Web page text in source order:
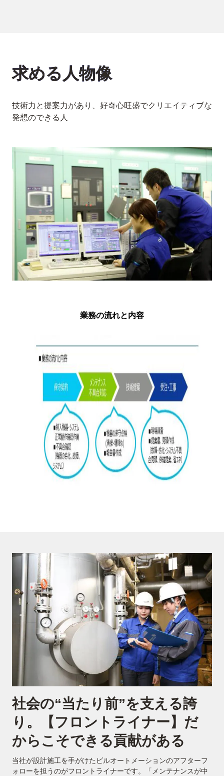
求める人物像
技術力と提案力があり、好奇心旺盛でクリエイティブな
発想のできる人
業務の流れと内容
社会の“当たり前”を支える誇
り。【フロントライナー】だ
からこそできる貢献がある
当社が設計施工を手がけたビルオートメーションのアフターフ
ォローを担うのがフロントライナーです。「メンテナンスが中